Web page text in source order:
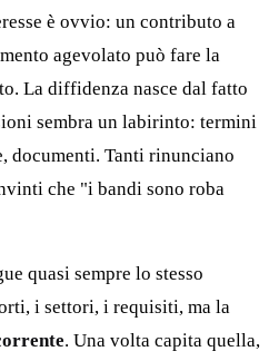
è ovvio: un contributo a
agevolato può fare la
La diffidenza nasce dal fatto
sembra un labirinto: termini
documenti. Tanti rinunciano
che "i bandi sono roba
quasi sempre lo stesso
i settori, i requisiti, ma la
. Una volta capita quella,